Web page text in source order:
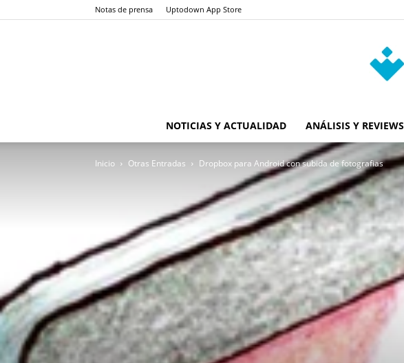
Notas de prensa Uptodown App Store
NOTICIAS Y ACTUALIDAD ANÁLISIS Y REVIEWS
Inicio Otras Entradas Dropbox para Android con subida de fotografias